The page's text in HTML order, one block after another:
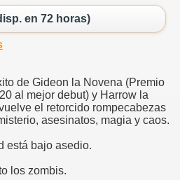
en 72 horas)
de Gideon la Novena (Premio
al mejor debut) y Harrow la
el retorcido rompecabezas
asesinatos, magia y caos.
está bajo asedio.
los zombis.